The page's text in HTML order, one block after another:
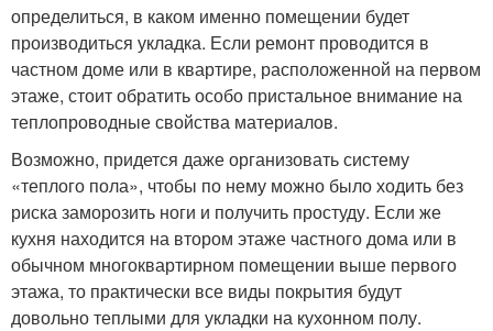
определиться, в каком именно помещении будет
производиться укладка. Если ремонт проводится в
частном доме или в квартире, расположенной на первом
этаже, стоит обратить особо пристальное внимание на
теплопроводные свойства материалов.
Возможно, придется даже организовать систему
«теплого пола», чтобы по нему можно было ходить без
риска заморозить ноги и получить простуду. Если же
кухня находится на втором этаже частного дома или в
обычном многоквартирном помещении выше первого
этажа, то практически все виды покрытия будут
довольно теплыми для укладки на кухонном полу.